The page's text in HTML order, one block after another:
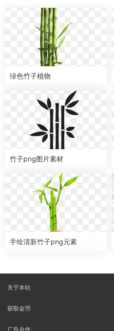
绿色竹子植物
竹子png图片素材
手绘清新竹子png元素
关于本站
获取金币
广告合作